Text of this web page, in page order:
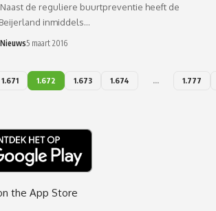
- Naast de reguliere buurtpreventie heeft de
inmiddels…
5 maart 2016
1.671 1.672 1.673 1.674 … 1.777